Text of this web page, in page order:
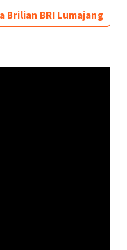
Brilian BRI Lumajang